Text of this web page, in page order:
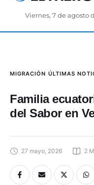
Viernes, 7 de agosto
MIGRACIÓN ÚLTIMAS
Familia
del Sabor en
27 mayo, 2026 2